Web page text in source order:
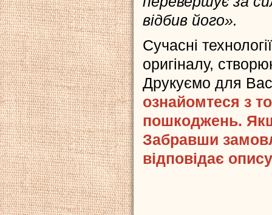
відбив його».
Сучасні
оригіналу,
Друкуємо для
ознайомтеся з
пошкоджень.
Забравши
відповідає